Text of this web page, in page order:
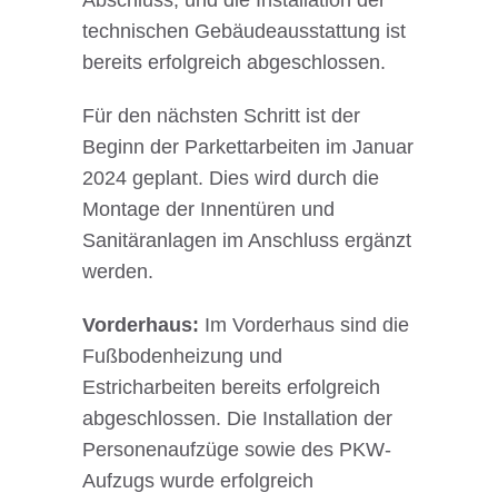
technischen Gebäudeausstattung ist
bereits erfolgreich abgeschlossen.
Für den nächsten Schritt ist der
Beginn der Parkettarbeiten im Januar
2024 geplant. Dies wird durch die
Montage der Innentüren und
Sanitäranlagen im Anschluss ergänzt
werden.
Vorderhaus: Im Vorderhaus sind die
Fußbodenheizung und
Estricharbeiten bereits erfolgreich
abgeschlossen. Die Installation der
Personenaufzüge sowie des PKW-
Aufzugs wurde erfolgreich